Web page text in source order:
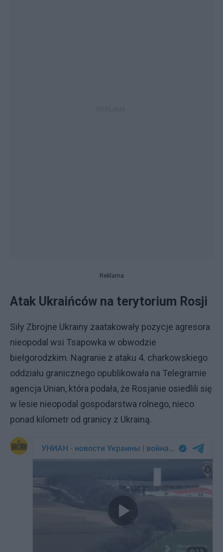
Reklama
Atak Ukraińców na terytorium Rosji
Siły Zbrojne Ukrainy zaatakowały pozycje agresora
nieopodal wsi Tsapowka w obwodzie
biełgorodzkim. Nagranie z ataku 4. charkowskiego
oddziału granicznego opublikowała na Telegramie
agencja Unian, która podała, że Rosjanie osiedlili się
w lesie nieopodal gospodarstwa rolnego, nieco
ponad kilometr od granicy z Ukrainą.